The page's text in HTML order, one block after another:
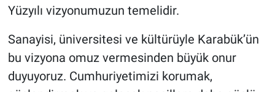
Yüzyılı vizyonumuzun temelidir.
Sanayisi, üniversitesi ve kültürüyle Karabük’ün
bu vizyona omuz vermesinden büyük onur
duyuyoruz. Cumhuriyetimizi korumak,